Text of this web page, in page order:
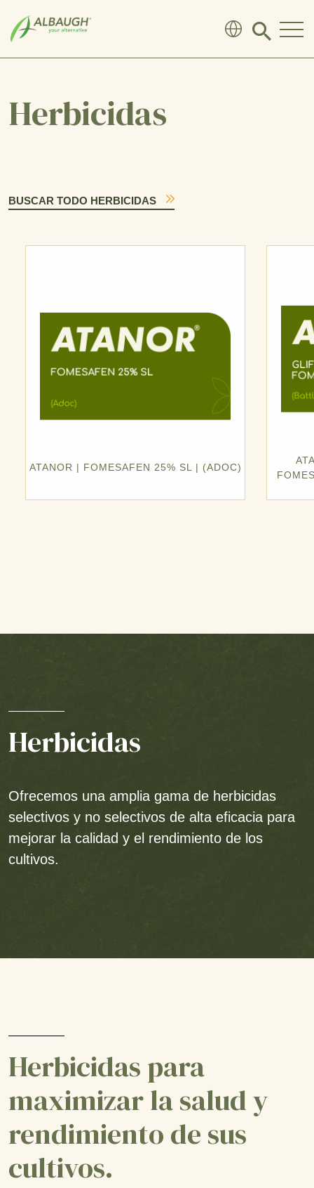
Click
search
Herbicidas
BUSCAR TODO HERBICIDAS
ATANOR | FOMESAFEN 25% SL | (ADOC)
Herbicidas
Ofrecemos una amplia gama de herbicidas
selectivos y no selectivos de alta eficacia para
mejorar la calidad y el rendimiento de los
cultivos.
Herbicidas para
maximizar la salud y
rendimiento de sus
cultivos.